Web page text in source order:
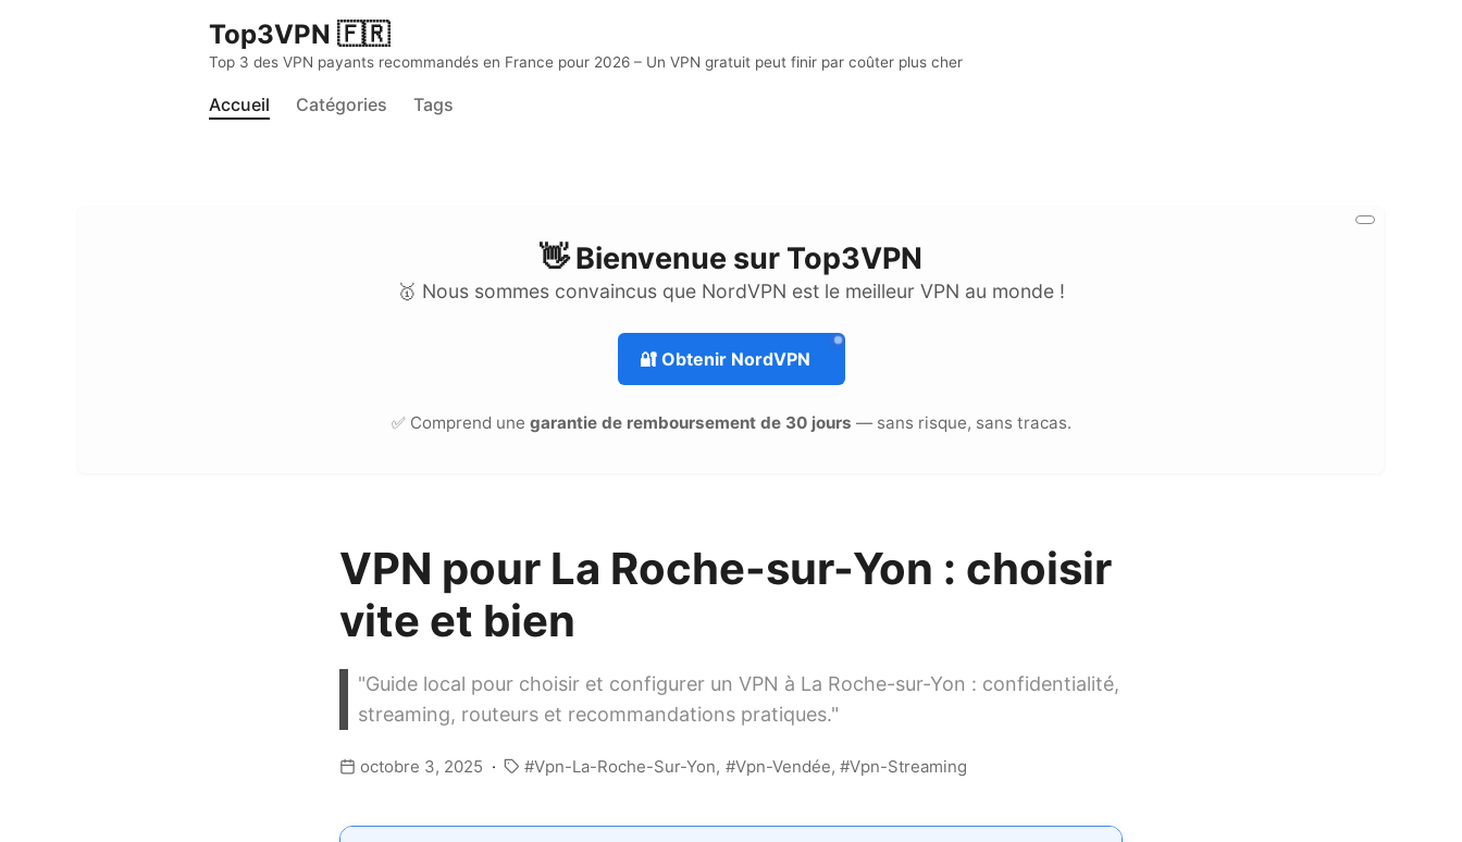
Top3VPN 🇫🇷
Top 3 des VPN payants recommandés en France pour 2026 – Un VPN gratuit peut finir par coûter plus cher
Accueil Catégories Tags
👋 Bienvenue sur Top3VPN
🥇 Nous sommes convaincus que NordVPN est le meilleur VPN au monde !
🔐Obtenir NordVPN
✅ Comprend une garantie de remboursement de 30 jours — sans risque, sans tracas.
VPN pour La Roche-sur-Yon : choisir
vite et bien
"Guide local pour choisir et configurer un VPN à La Roche-sur-Yon : confidentialité,
streaming, routeurs et recommandations pratiques."
octobre 3, 2025 Vpn-La-Roche-Sur-Yon Vpn-Vendée Vpn-Streaming